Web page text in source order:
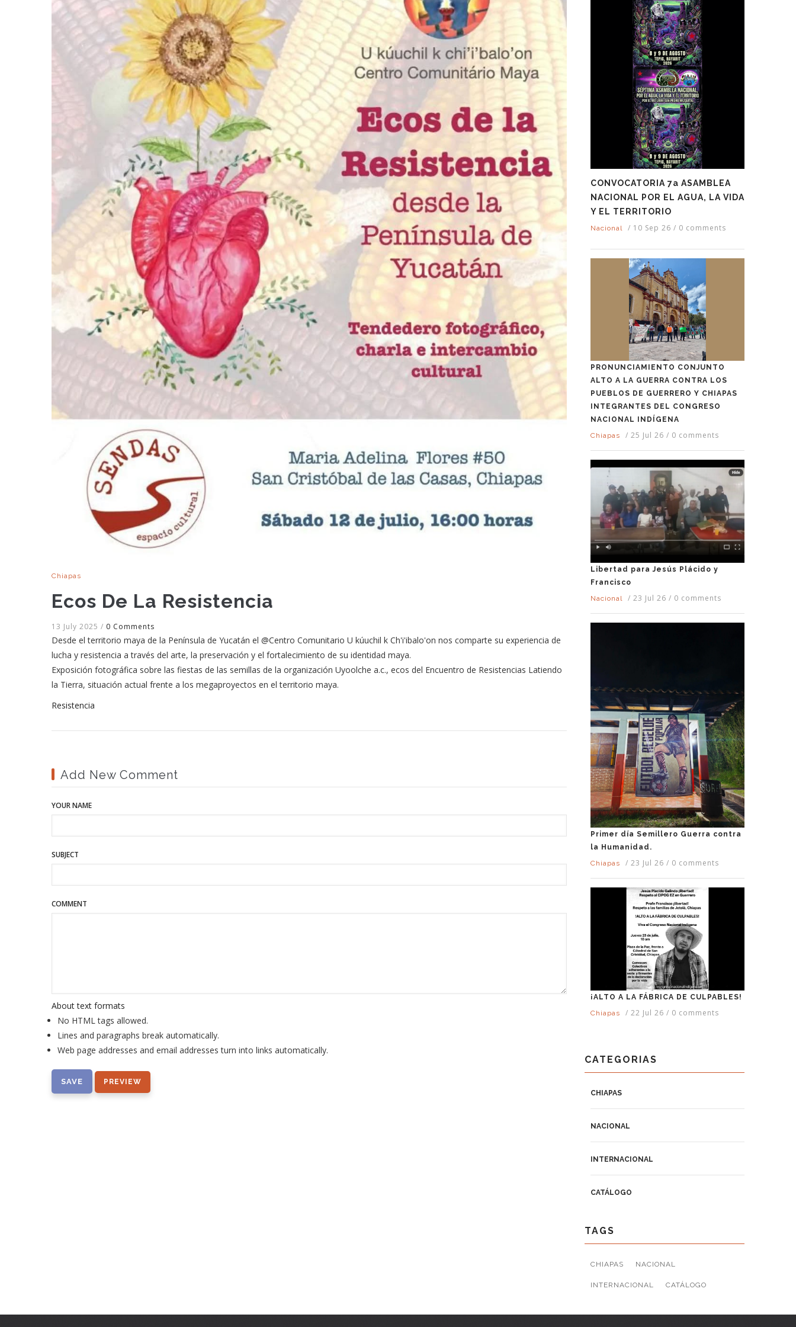
Chiapas
Ecos De La Resistencia
13 July 2025 / 0 Comments
Desde el territorio maya de la Península de Yucatán el @Centro Comunitario U kúuchil k Ch'i'ibalo'on nos comparte su experiencia de
lucha y resistencia a través del arte, la preservación y el fortalecimiento de su identidad maya.
Exposición fotográfica sobre las fiestas de las semillas de la organización Uyoolche a.c., ecos del Encuentro de Resistencias Latiendo
la Tierra, situación actual frente a los megaproyectos en el territorio maya.
Resistencia
Add New Comment
YOUR NAME
SUBJECT
COMMENT
About text formats
No HTML tags allowed.
Lines and paragraphs break automatically.
Web page addresses and email addresses turn into links automatically.
CONVOCATORIA 7a ASAMBLEA
NACIONAL POR EL AGUA, LA VIDA
Y EL TERRITORIO
Nacional / 10 Sep 26 / 0 comments
PRONUNCIAMIENTO CONJUNTO
ALTO A LA GUERRA CONTRA LOS
PUEBLOS DE GUERRERO Y CHIAPAS
INTEGRANTES DEL CONGRESO
NACIONAL INDÍGENA
Chiapas
/ 25 Jul 26 / 0 comments
Libertad para Jesús Plácido y
Francisco
Nacional
/ 23 Jul 26 / 0 comments
Primer día Semillero Guerra contra
la Humanidad.
Chiapas
/ 23 Jul 26 / 0 comments
¡ALTO A LA FÁBRICA DE CULPABLES!
Chiapas
/ 22 Jul 26 / 0 comments
CATEGORIAS
CHIAPAS
NACIONAL
INTERNACIONAL
CATÁLOGO
TAGS
CHIAPAS NACIONAL
INTERNACIONAL CATÁLOGO